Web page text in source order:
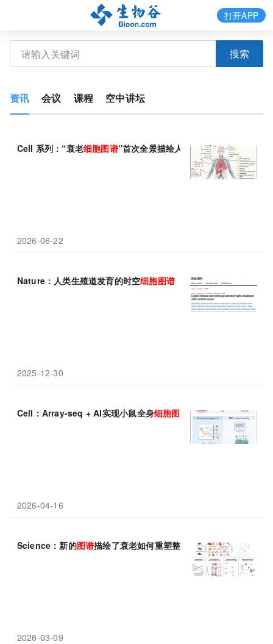
搜索
打开APP
资讯 会议 课程 空中讲坛
Cell 系列：“衰老细胞图谱”首次全景描绘人体衰老细胞，为靶向清
2026-06-22
Nature：人类生殖道发育的​​时空细胞图谱
2025-12-30
Cell：Array-seq + AI实现小鼠全身细胞图谱 ，为构建“虚拟小鼠”
2026-04-16
Science：新的图谱描绘了衰老如何重塑整个哺乳动物身体的细胞
2026-03-09